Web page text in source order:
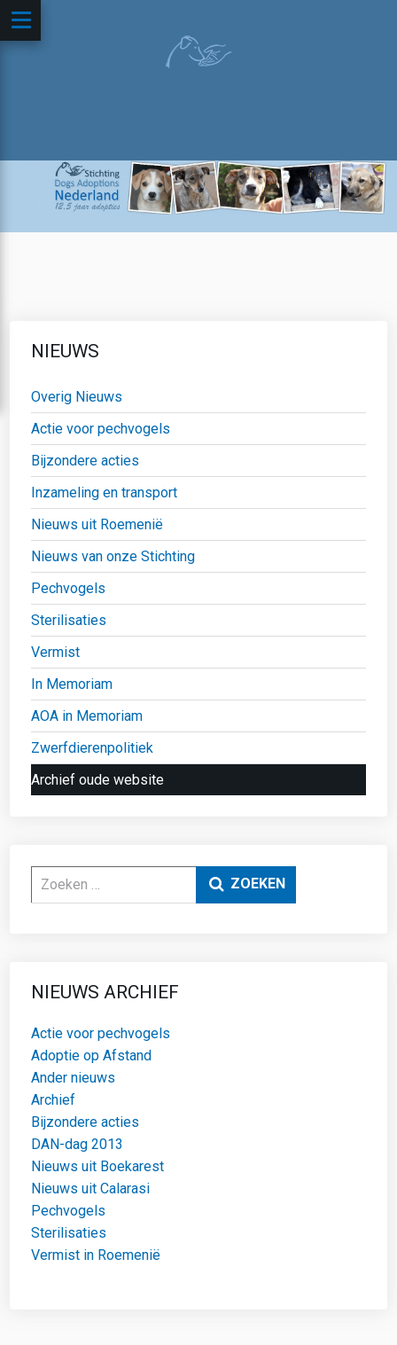
NIEUWS
Overig Nieuws
Actie voor pechvogels
Bijzondere acties
Inzameling en transport
Nieuws uit Roemenië
Nieuws van onze Stichting
Pechvogels
Sterilisaties
Vermist
In Memoriam
AOA in Memoriam
Zwerfdierenpolitiek
Archief oude website
Zoeken ZOEKEN
NIEUWS ARCHIEF
Actie voor pechvogels
Adoptie op Afstand
Ander nieuws
Archief
Bijzondere acties
DAN-dag 2013
Nieuws uit Boekarest
Nieuws uit Calarasi
Pechvogels
Sterilisaties
Vermist in Roemenië